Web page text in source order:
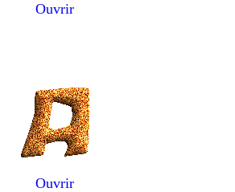
Ouvrir
Ouvrir